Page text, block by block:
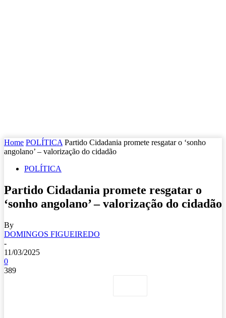
Home POLÍTICA Partido Cidadania promete resgatar o ‘sonho
angolano’ – valorização do cidadão
POLÍTICA
Partido Cidadania promete resgatar o
‘sonho angolano’ – valorização do cidadão
By
DOMINGOS FIGUEIREDO
-
11/03/2025
0
389